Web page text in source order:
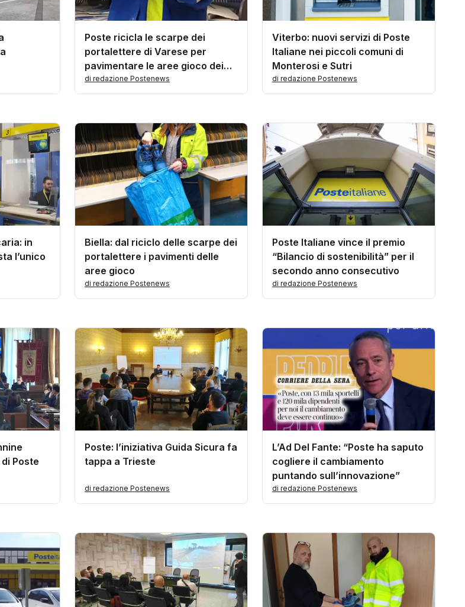
Poste ricicla le scarpe dei
portalettere di Varese per
pavimentare le aree gioco dei
bambini
di redazione Postenews
Viterbo: nuovi servizi di Poste
Italiane nei piccoli comuni di
Monterosi e Sutri
di redazione Postenews
in
l’unico
Biella: dal riciclo delle scarpe dei
portalettere i pavimenti delle
aree gioco
di redazione Postenews
Poste Italiane vince il premio
“Bilancio di sostenibilità” per il
secondo anno consecutivo
di redazione Postenews
Poste
Poste: l’iniziativa Guida Sicura fa
tappa a Trieste
di redazione Postenews
L’Ad Del Fante: “Poste ha saputo
cogliere il cambiamento
puntando sull’innovazione”
di redazione Postenews